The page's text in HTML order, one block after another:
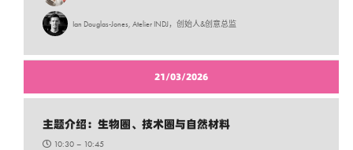
Ian Douglas-Jones, Atelier INDJ，创始人&创意总监
21/03/2026
主题介绍：生物圈、技术圈与自然材料
10:30 – 10:45